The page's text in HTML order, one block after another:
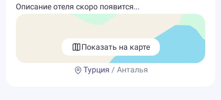
Описание отеля скоро появится...
Показать на карте
Турция / Анталья